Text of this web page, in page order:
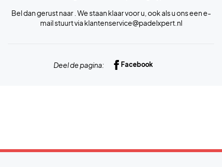
Bel dan gerust naar . We staan klaar voor u, ook als u ons een e-
mail stuurt via klantenservice@padelxpert.nl
Deel de pagina: Facebook